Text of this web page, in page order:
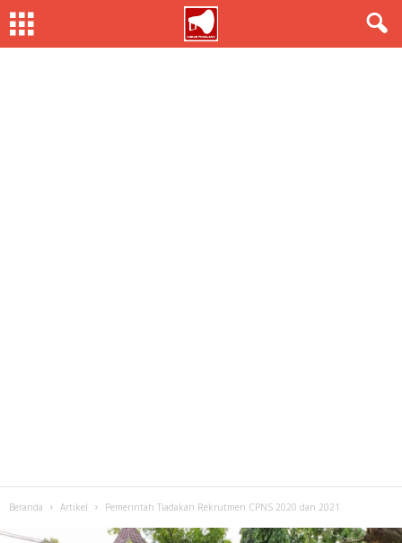
Beranda Artikel Pemerintah Tiadakan Rekrutmen CPNS 2020 dan 2021